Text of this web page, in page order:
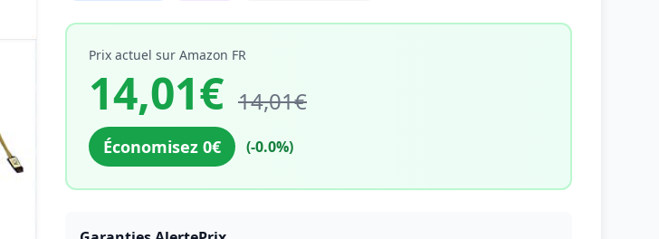
Prix actuel sur Amazon FR
14,01€ 14,01€
Économisez 0€ (-0.0%)